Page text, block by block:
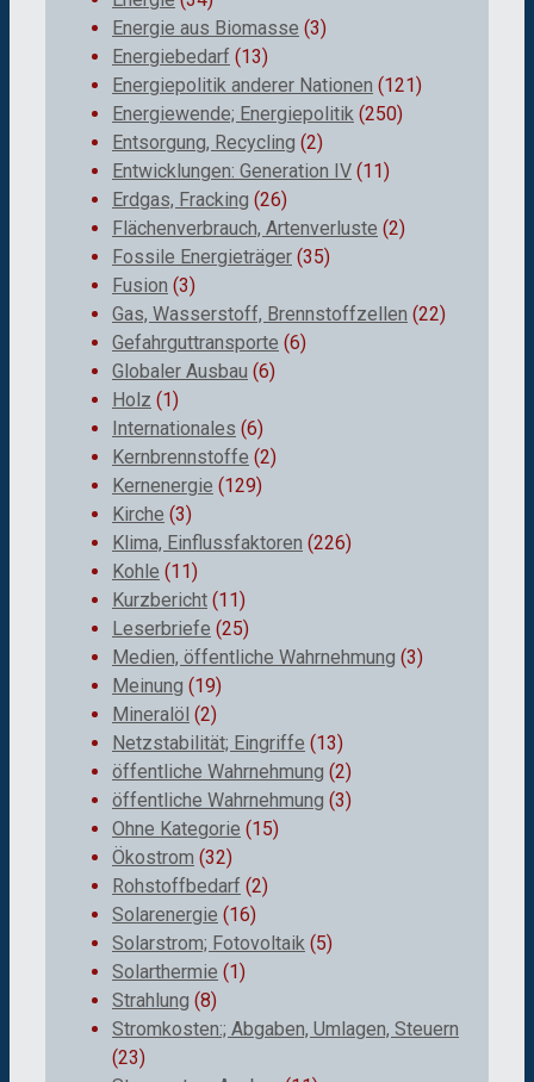
Energie aus Biomasse (3)
Energiebedarf (13)
Energiepolitik anderer Nationen (121)
Energiewende; Energiepolitik (250)
Entsorgung, Recycling (2)
Entwicklungen: Generation IV (11)
Erdgas, Fracking (26)
Flächenverbrauch, Artenverluste (2)
Fossile Energieträger (35)
Fusion (3)
Gas, Wasserstoff, Brennstoffzellen (22)
Gefahrguttransporte (6)
Globaler Ausbau (6)
Holz (1)
Internationales (6)
Kernbrennstoffe (2)
Kernenergie (129)
Kirche (3)
Klima, Einflussfaktoren (226)
Kohle (11)
Kurzbericht (11)
Leserbriefe (25)
Medien, öffentliche Wahrnehmung (3)
Meinung (19)
Mineralöl (2)
Netzstabilität; Eingriffe (13)
öffentliche Wahrnehmung (2)
öffentliche Wahrnehmung (3)
Ohne Kategorie (15)
Ökostrom (32)
Rohstoffbedarf (2)
Solarenergie (16)
Solarstrom; Fotovoltaik (5)
Solarthermie (1)
Strahlung (8)
Stromkosten:; Abgaben, Umlagen, Steuern
(23)